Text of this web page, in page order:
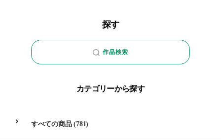
探す
作品検索
カテゴリーから探す
すべての商品(781)